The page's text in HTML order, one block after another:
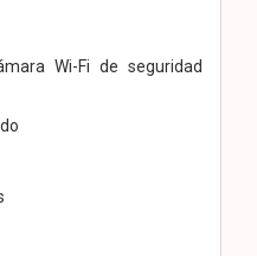
Wi-Fi de seguridad